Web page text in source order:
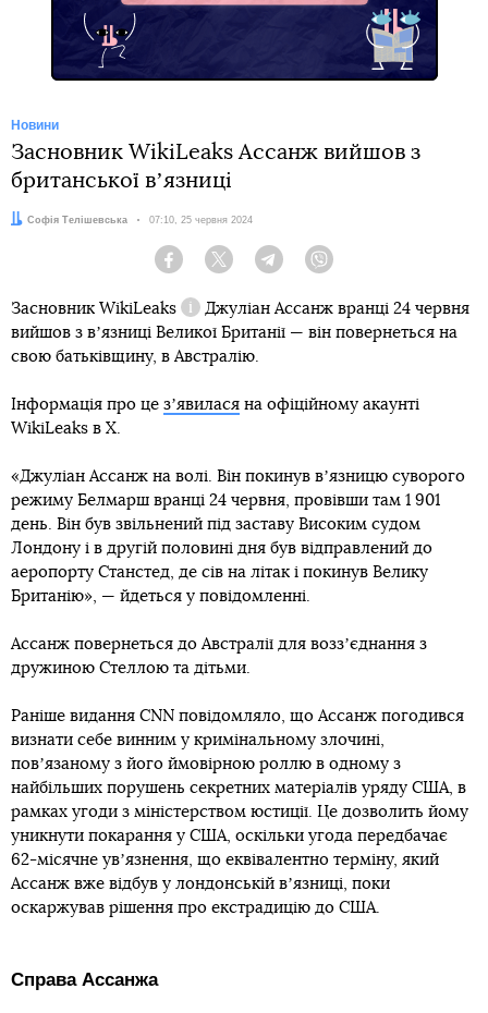
Новини
Засновник WikiLeaks Ассанж вийшов з
британської вʼязниці
Автор:
Софія Телішевська Дата:
07:10, 25 червня 2024
Facebook Twitter Telegram
Засновник WikiLeaks
Довідка
Джуліан Ассанж вранці 24 червня
вийшов з вʼязниці Великої Британії — він повернеться на
свою батьківщину, в Австралію.
Інформація про це зʼявилася на офіційному акаунті
WikiLeaks в Х.
«Джуліан Ассанж на волі. Він покинув вʼязницю суворого
режиму Белмарш вранці 24 червня, провівши там 1 901
день. Він був звільнений під заставу Високим судом
Лондону і в другій половині дня був відправлений до
аеропорту Станстед, де сів на літак і покинув Велику
Британію», — йдеться у повідомленні.
Ассанж повернеться до Австралії для воззʼєднання з
дружиною Стеллою та дітьми.
Раніше видання CNN повідомляло, що Ассанж погодився
визнати себе винним у кримінальному злочині,
повʼязаному з його ймовірною роллю в одному з
найбільших порушень секретних матеріалів уряду США, в
рамках угоди з міністерством юстиції. Це дозволить йому
уникнути покарання у США, оскільки угода передбачає
62-місячне увʼязнення, що еквівалентно терміну, який
Ассанж вже відбув у лондонській вʼязниці, поки
оскаржував рішення про екстрадицію до США.
Справа Ассанжа